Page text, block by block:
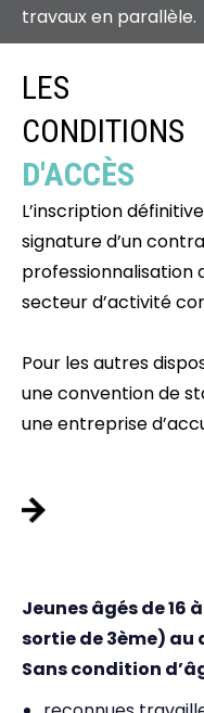
travaux en parallèle.
LES
CONDITIONS
D'ACCÈS
L’inscription
signature d’un
professionnalisation
secteur d’activité
Pour les autres
une convention de
une entreprise
Jeunes âgés de 16
sortie de 3ème)
Sans condition